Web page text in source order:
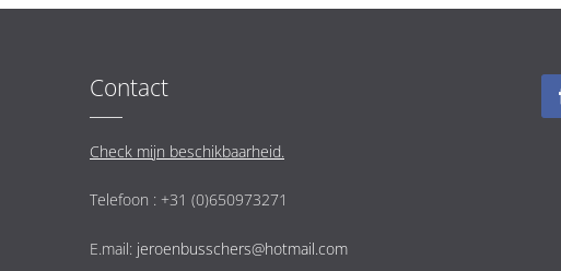
Contact
Check mijn beschikbaarheid.
Telefoon : +31 (0)650973271
E.mail: jeroenbusschers@hotmail.com